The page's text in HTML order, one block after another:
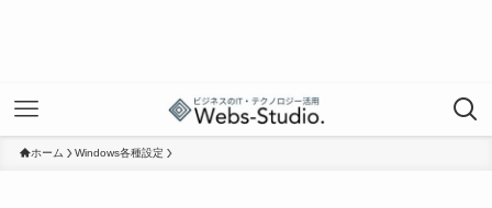
ホーム Windows各種設定